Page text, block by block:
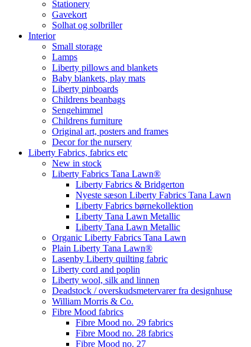
Stationery
Gavekort
Solhat og solbriller
Interior
Small storage
Lamps
Liberty pillows and blankets
Baby blankets, play mats
Liberty pinboards
Childrens beanbags
Sengehimmel
Childrens furniture
Original art, posters and frames
Decor for the nursery
Liberty Fabrics, fabrics etc
New in stock
Liberty Fabrics Tana Lawn®
Liberty Fabrics & Bridgerton
Nyeste sæson Liberty Fabrics Tana Lawn
Liberty Fabrics børnekollektion
Liberty Tana Lawn Metallic
Liberty Tana Lawn Metallic
Organic Liberty Fabrics Tana Lawn
Plain Liberty Tana Lawn®
Lasenby Liberty quilting fabric
Liberty cord and poplin
Liberty wool, silk and linnen
Deadstock / overskudsmetervarer fra designhuse
William Morris & Co.
Fibre Mood fabrics
Fibre Mood no. 29 fabrics
Fibre Mood no. 28 fabrics
Fibre Mood no. 27